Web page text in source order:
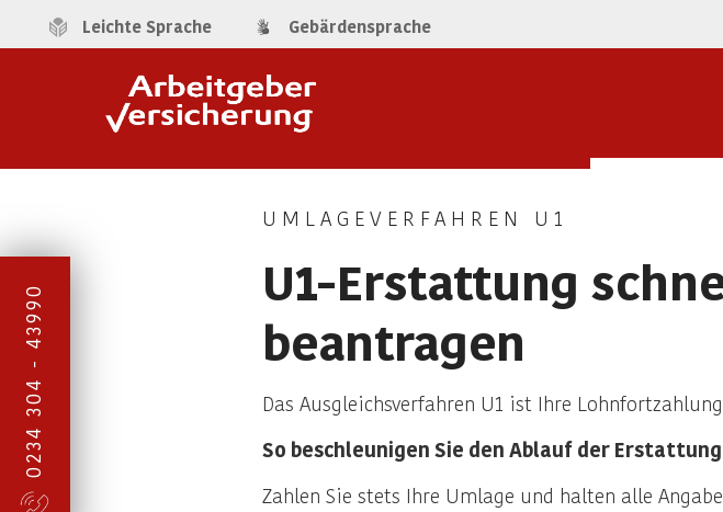
Leichte Sprache Gebärdensprache
0234 304 - 43990
UMLAGEVERFAHREN U1
U1-Erstattung
beantragen
Das Ausgleichsverfahren U1 ist Ihre
So beschleunigen Sie den Ablauf der Erstattung
Zahlen Sie stets Ihre Umlage und halten alle